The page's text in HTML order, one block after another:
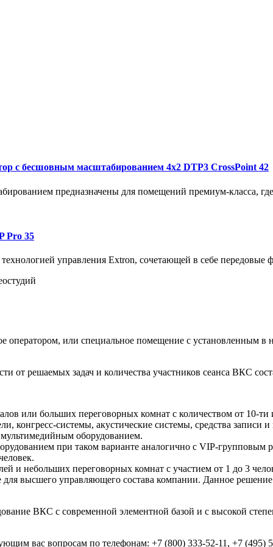
с бесшовным масштабированием 4x2 DTP3 CrossPoint 42
предназначены для помещений премиум-класса, где
Pro 35
управления Extron, сочетающей в себе
оператором, или специальное помещение с установленным в
от решаемых задач и количества участников сеанса ВКС
или больших переговорных комнат с количеством от 10-
конгресс-системы, акустические системы, средства записи
оборудованием.
при таком варианте аналогично с VIP-групповым
и небольших переговорных комнат с участием от 1 до 3
высшего управляющего состава компании. Данное
ВКС с современной элементной базой и с высокой
вас вопросам по телефонам: +7 (800) 333-52-11, +7 (495)